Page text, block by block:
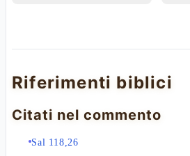
Riferimenti biblici
Citati nel commento
Sal 118,26